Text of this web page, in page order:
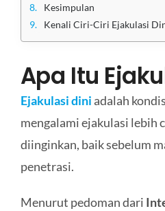
Kesimpulan
Kenali Ciri-Ciri Ejakulasi Dini dengan
Apa Itu
Ejakulasi dini adalah
mengalami ejakulasi lebih
diinginkan, baik sebelum
penetrasi.
Menurut pedoman dari